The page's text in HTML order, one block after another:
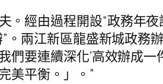
經由過程開設“政務年
兩江新區龍盛新城政務
要連續深化‘高效辦成一
美平衡。」。”